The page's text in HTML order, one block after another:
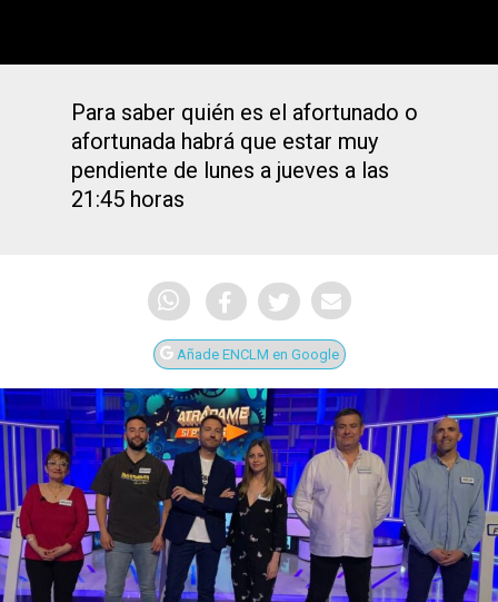
Para saber quién es el afortunado o
afortunada habrá que estar muy
pendiente de lunes a jueves a las
21:45 horas
Añade ENCLM en Google